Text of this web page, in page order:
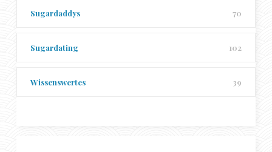
Sugardaddys 70
Sugardating 102
Wissenswertes 39